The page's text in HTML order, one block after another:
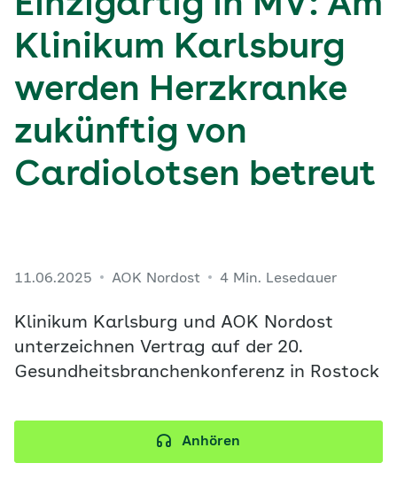
Klinikum Karlsburg
werden Herzkranke
zukünftig von
Cardiolotsen betreut
11.06.2025 AOK Nordost 4 Min. Lesedauer
Klinikum Karlsburg und AOK Nordost
unterzeichnen Vertrag auf der 20.
Gesundheitsbranchenkonferenz in Rostock
Anhören